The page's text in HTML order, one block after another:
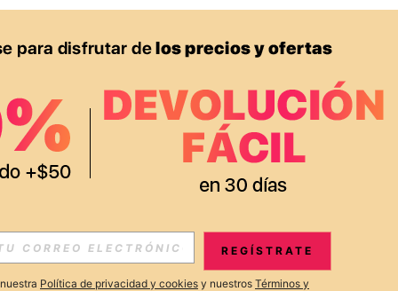
APP
EXCLUSIVAS, PROMOCIONES Y NOTICIAS DE SHEIN
Suscribir
REGÍSTRATE
Política de privacidad y cookies y nuestros Términos y